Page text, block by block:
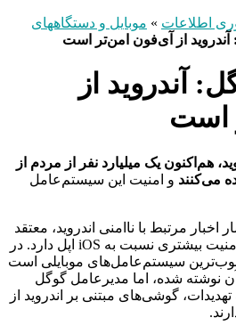
اطلاعات » موبایل و دستگاههای
از آی‌فون امن‌تر است
آندروید از
است
هم‌اکنون یک میلیارد نفر از مردم از
می‌کنند و امنیت این سیستم‌عامل
مرتبط با ناامنی اندروید، معتقد
است که این سیستم‌عامل امنیت بیشتری نسبت به iOS اپل دارد. در
سیستم‌عامل‌های موبایلی است
آن نوشته شده، اما مدیرعامل گوگل
گوشی‌های مبتنی بر اندروید از